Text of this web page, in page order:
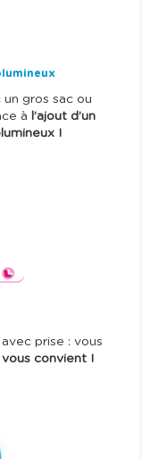
gros sac ou
à l’ajout d’un
!
prise : vous
convient !